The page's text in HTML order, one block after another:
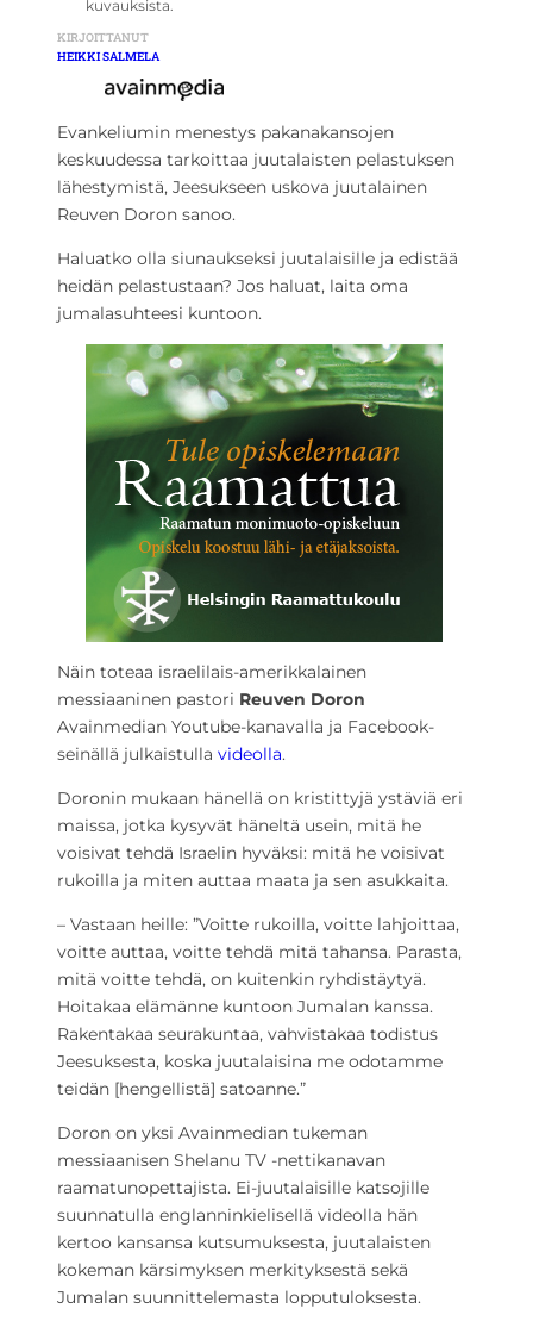
kuvauksista.
KIRJOITTANUT
HEIKKI SALMELA
Evankeliumin menestys pakanakansojen
keskuudessa tarkoittaa juutalaisten pelastuksen
lähestymistä, Jeesukseen uskova juutalainen
Reuven Doron sanoo.
Haluatko olla siunaukseksi juutalaisille ja edistää
heidän pelastustaan? Jos haluat, laita oma
jumalasuhteesi kuntoon.
Näin toteaa israelilais-amerikkalainen
messiaaninen pastori Reuven Doron
Avainmedian Youtube-kanavalla ja Facebook-
seinällä julkaistulla videolla.
Doronin mukaan hänellä on kristittyjä ystäviä eri
maissa, jotka kysyvät häneltä usein, mitä he
voisivat tehdä Israelin hyväksi: mitä he voisivat
rukoilla ja miten auttaa maata ja sen asukkaita.
– Vastaan heille: ”Voitte rukoilla, voitte lahjoittaa,
voitte auttaa, voitte tehdä mitä tahansa. Parasta,
mitä voitte tehdä, on kuitenkin ryhdistäytyä.
Hoitakaa elämänne kuntoon Jumalan kanssa.
Rakentakaa seurakuntaa, vahvistakaa todistus
Jeesuksesta, koska juutalaisina me odotamme
teidän [hengellistä] satoanne.”
Doron on yksi Avainmedian tukeman
messiaanisen Shelanu TV -nettikanavan
raamatunopettajista. Ei-juutalaisille katsojille
suunnatulla englanninkielisellä videolla hän
kertoo kansansa kutsumuksesta, juutalaisten
kokeman kärsimyksen merkityksestä sekä
Jumalan suunnittelemasta lopputuloksesta.